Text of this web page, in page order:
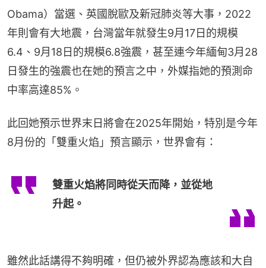
Obama）當選、英國脫歐及新冠肺炎等大事，2022
年則會有大地震，台灣當年就發生9月17日的規模
6.4、9月18日的規模6.8強震，甚至連今年緬甸3月28
日發生的強震也在她的預言之中，外媒指她的預測命
中率高達85%。
此回她預示世界末日將會在2025年開始，特別是今年
8月份的「雙重火焰」預言顯示，世界會有：
雙重火焰將同時從天而降，並從地
升起。
雖然此話講得不夠明確，但仍被外界認為應該和大自